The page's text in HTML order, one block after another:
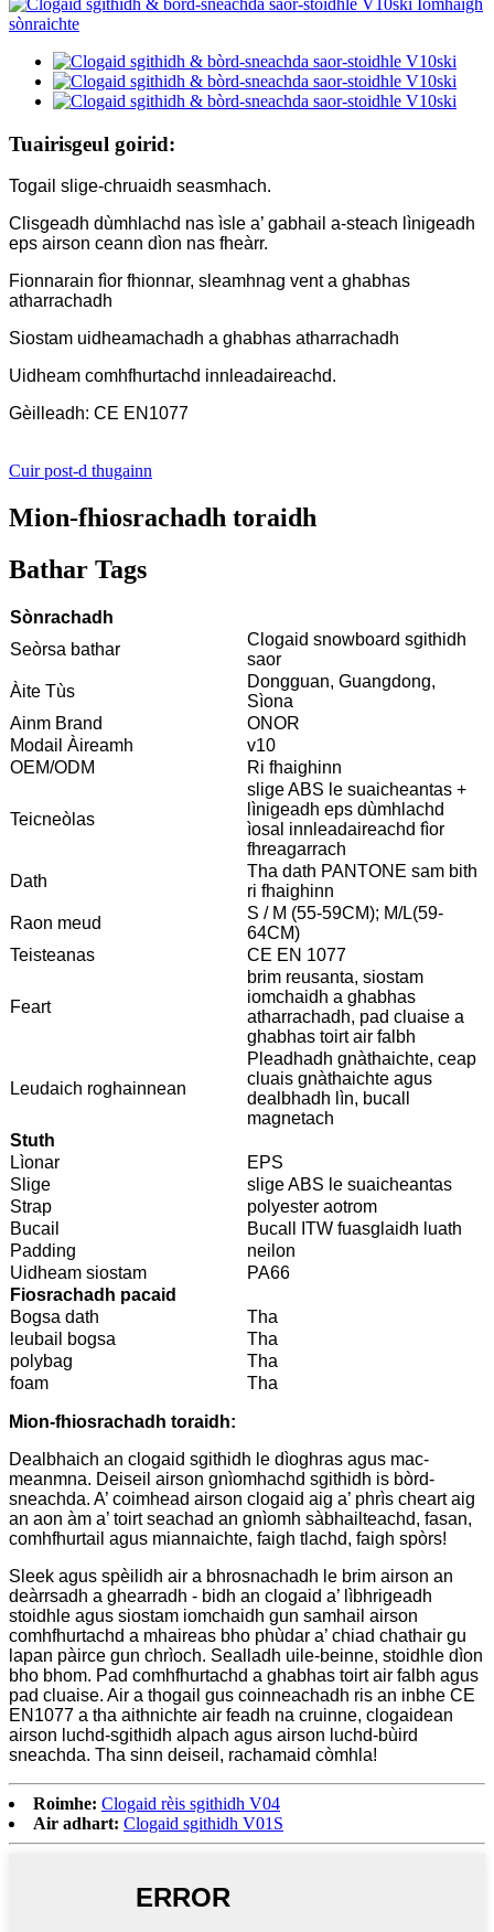
Tuairisgeul goirid:
Togail slige-chruaidh seasmhach.
Clisgeadh dùmhlachd nas ìsle a’ gabhail a-steach lìnigeadh
eps airson ceann dìon nas fheàrr.
Fionnarain fìor fhionnar, sleamhnag vent a ghabhas
atharrachadh
Siostam uidheamachadh a ghabhas atharrachadh
Uidheam comhfhurtachd innleadaireachd.
Gèilleadh: CE EN1077
Cuir post-d thugainn
Mion-fhiosrachadh toraidh
Bathar Tags
Sònrachadh
Seòrsa bathar
Clogaid snowboard sgithidh
saor
Àite Tùs
Dongguan, Guangdong,
Sìona
Ainm Brand
ONOR
Modail Àireamh
v10
OEM/ODM
Ri fhaighinn
Teicneòlas
slige ABS le suaicheantas +
lìnigeadh eps dùmhlachd
ìosal innleadaireachd fìor
fhreagarrach
Dath
Tha dath PANTONE sam bith
ri fhaighinn
Raon meud
S / M (55-59CM); M/L(59-
64CM)
Teisteanas
CE EN 1077
Feart
brim reusanta, siostam
iomchaidh a ghabhas
atharrachadh, pad cluaise a
ghabhas toirt air falbh
Leudaich roghainnean
Pleadhadh gnàthaichte, ceap
cluais gnàthaichte agus
dealbhadh lìn, bucall
magnetach
Stuth
Lìonar
EPS
Slige
slige ABS le suaicheantas
Strap
polyester aotrom
Bucail
Bucall ITW fuasglaidh luath
Padding
neilon
Uidheam siostam
PA66
Fiosrachadh pacaid
Bogsa dath
Tha
leubail bogsa
Tha
polybag
Tha
foam
Tha
Mion-fhiosrachadh toraidh:
Dealbhaich an clogaid sgithidh le dìoghras agus mac-
meanmna. Deiseil airson gnìomhachd sgithidh is bòrd-
sneachda. A’ coimhead airson clogaid aig a’ phrìs cheart aig
an aon àm a’ toirt seachad an gnìomh sàbhailteachd, fasan,
comhfhurtail agus miannaichte, faigh tlachd, faigh spòrs!
Sleek agus spèilidh air a bhrosnachadh le brim airson an
deàrrsadh a ghearradh - bidh an clogaid a’ lìbhrigeadh
stoidhle agus siostam iomchaidh gun samhail airson
comhfhurtachd a mhaireas bho phùdar a’ chiad chathair gu
lapan pàirce gun chrìoch. Sealladh uile-beinne, stoidhle dìon
bho bhom. Pad comhfhurtachd a ghabhas toirt air falbh agus
pad cluaise. Air a thogail gus coinneachadh ris an inbhe CE
EN1077 a tha aithnichte air feadh na cruinne, clogaidean
airson luchd-sgithidh alpach agus airson luchd-bùird
sneachda. Tha sinn deiseil, rachamaid còmhla!
Roimhe: Clogaid rèis sgithidh V04
Air adhart: Clogaid sgithidh V01S